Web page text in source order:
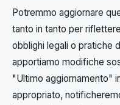
Potremmo aggiornare
tanto in tanto per
obblighi legali o pratiche
apportiamo modifiche
"Ultimo aggiornamento"
appropriato,